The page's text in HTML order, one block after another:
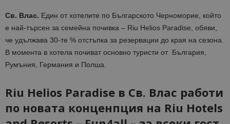
Св. Влас. Един от хотелите по Българското Черноморие, който
е най-търсен за семейна почивка – Riu Helios Paradise, обяви,
че удължава 30-те % отстъпка за резервации до края на сезона.
В момента в хотела почиват основно туристи от България,
Румъния, Германия и Полша.
Riu Helios Paradise в Св. Влас работи
по новата конценпция на Riu Hotels